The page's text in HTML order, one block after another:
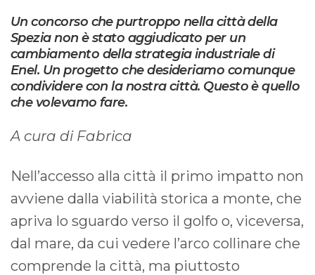
Un concorso che purtroppo nella città della
Spezia non è stato aggiudicato per un
cambiamento della strategia industriale di
Enel. Un progetto che desideriamo comunque
condividere con la nostra città. Questo è quello
che volevamo fare.
A cura di Fabrica
Nell’accesso alla città il primo impatto non
avviene dalla viabilità storica a monte, che
apriva lo sguardo verso il golfo o, viceversa,
dal mare, da cui vedere l’arco collinare che
comprende la città, ma piuttosto